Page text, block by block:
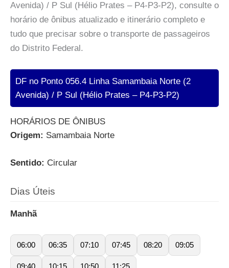
Avenida) / P Sul (Hélio Prates – P4-P3-P2), consulte o
horário de ônibus atualizado e itinerário completo e
tudo que precisar sobre o transporte de passageiros
do Distrito Federal.
DF no Ponto 056.4 Linha Samambaia Norte (2
Avenida) / P Sul (Hélio Prates – P4-P3-P2)
HORÁRIOS DE ÔNIBUS
Origem: Samambaia Norte
Sentido: Circular
Dias Úteis
Manhã
06:00 06:35 07:10 07:45 08:20 09:05
09:40 10:15 10:50 11:25